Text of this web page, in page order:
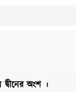
অংশ ।